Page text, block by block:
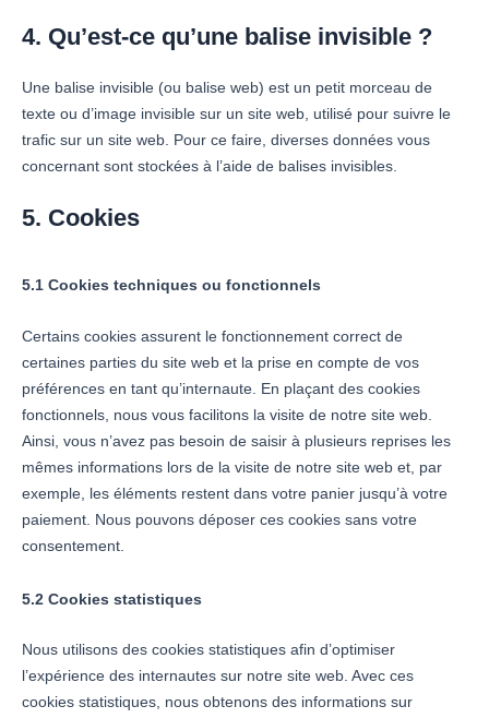
4. Qu’est-ce qu’une balise invisible ?
Une balise invisible (ou balise web) est un petit morceau de
texte ou d’image invisible sur un site web, utilisé pour suivre le
trafic sur un site web. Pour ce faire, diverses données vous
concernant sont stockées à l’aide de balises invisibles.
5. Cookies
5.1 Cookies techniques ou fonctionnels
Certains cookies assurent le fonctionnement correct de
certaines parties du site web et la prise en compte de vos
préférences en tant qu’internaute. En plaçant des cookies
fonctionnels, nous vous facilitons la visite de notre site web.
Ainsi, vous n’avez pas besoin de saisir à plusieurs reprises les
mêmes informations lors de la visite de notre site web et, par
exemple, les éléments restent dans votre panier jusqu’à votre
paiement. Nous pouvons déposer ces cookies sans votre
consentement.
5.2 Cookies statistiques
Nous utilisons des cookies statistiques afin d’optimiser
l’expérience des internautes sur notre site web. Avec ces
cookies statistiques, nous obtenons des informations sur